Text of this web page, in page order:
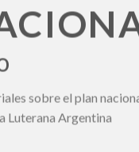
sobre el plan
Luterana Argentina